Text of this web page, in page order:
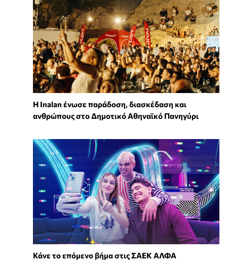
Η Inalan ένωσε παράδοση, διασκέδαση και
ανθρώπους στο Δημοτικό Αθηναϊκό Πανηγύρι
Κάνε το επόμενο βήμα στις ΣΑΕΚ ΑΛΦΑ